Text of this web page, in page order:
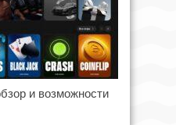
и возможности